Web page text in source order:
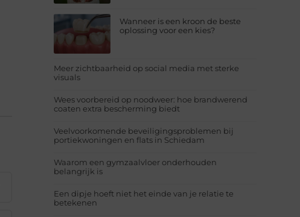
Wanneer is een kroon de beste
oplossing voor een kies?
Meer zichtbaarheid op social media met sterke
visuals
Wees voorbereid op noodweer: hoe brandwerend
coaten extra bescherming biedt
Veelvoorkomende beveiligingsproblemen bij
portiekwoningen en flats in Schiedam
Waarom een gymzaalvloer onderhouden
belangrijk is
Een dipje hoeft niet het einde van je relatie te
betekenen